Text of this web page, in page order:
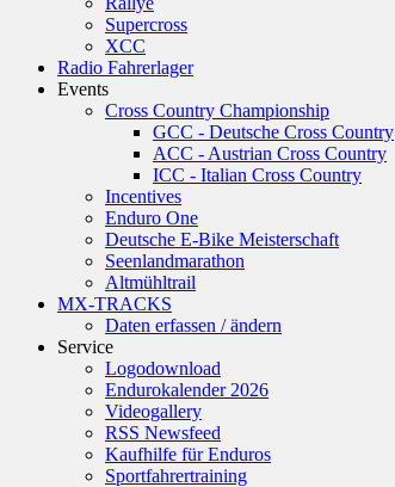
Supercross
XCC
Radio Fahrerlager
Events
Cross Country Championship
GCC - Deutsche Cross Country
ACC - Austrian Cross Country
ICC - Italian Cross Country
Incentives
Enduro One
Deutsche E-Bike Meisterschaft
Seenlandmarathon
Altmühltrail
MX-TRACKS
Daten erfassen / ändern
Service
Logodownload
Endurokalender 2026
Videogallery
RSS Newsfeed
Kaufhilfe für Enduros
Sportfahrertraining